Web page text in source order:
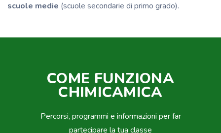
scuole medie (scuole secondarie di primo grado).
COME FUNZIONA
CHIMICAMICA
Percorsi, programmi e informazioni per far
partecipare la tua classe